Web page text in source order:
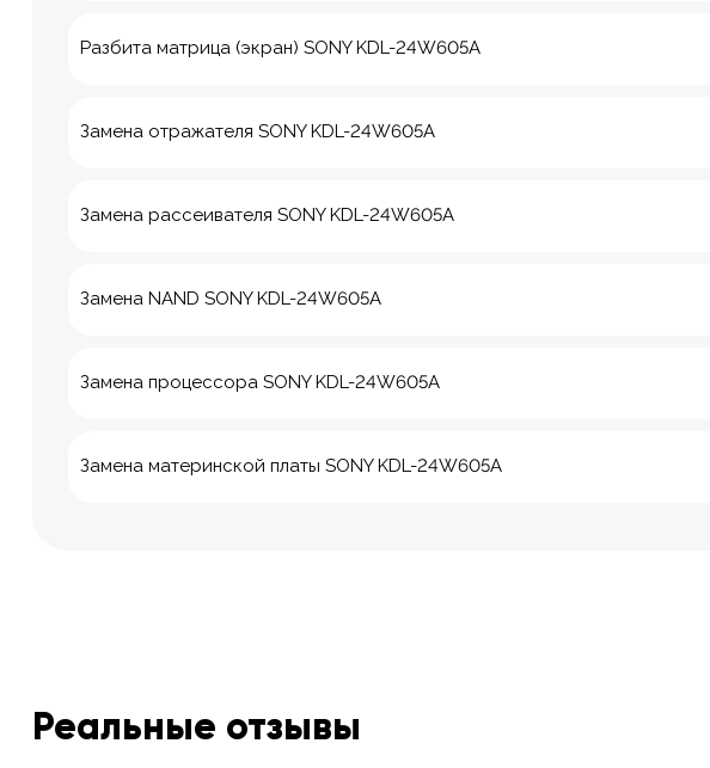
Разбита матрица (экран) SONY KDL-24W605A
Замена отражателя SONY KDL-24W605A
Замена рассеивателя SONY KDL-24W605A
Замена NAND SONY KDL-24W605A
Замена процессора SONY KDL-24W605A
Замена материнской платы SONY KDL-24W605A
Реальные отзывы
8 Красноармейская, 20